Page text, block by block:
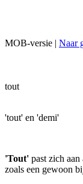
MOB-versie | Naar
tout
'tout' en 'demi'
'Tout' past zich
zoals een gewoon